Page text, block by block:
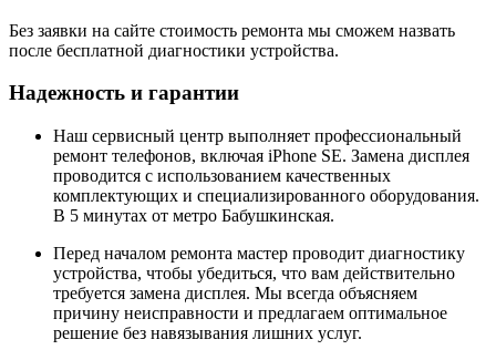
Без заявки на сайте стоимость ремонта мы сможем назвать
после бесплатной диагностики устройства.
Надежность и гарантии
Наш сервисный центр выполняет профессиональный
ремонт телефонов, включая iPhone SE. Замена дисплея
проводится с использованием качественных
комплектующих и специализированного оборудования.
В 5 минутах от метро Бабушкинская.
Перед началом ремонта мастер проводит диагностику
устройства, чтобы убедиться, что вам действительно
требуется замена дисплея. Мы всегда объясняем
причину неисправности и предлагаем оптимальное
решение без навязывания лишних услуг.